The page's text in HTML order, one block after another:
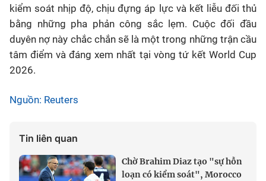
kiểm soát nhịp độ, chịu đựng áp lực và kết liễu đối thủ
bằng những pha phản công sắc lẹm. Cuộc đối đầu
duyên nợ này chắc chắn sẽ là một trong những trận cầu
tâm điểm và đáng xem nhất tại vòng tứ kết World Cup
2026.
Nguồn: Reuters
Tin liên quan
Chờ Brahim Diaz tạo "sự hỗn
loạn có kiểm soát", Morocco